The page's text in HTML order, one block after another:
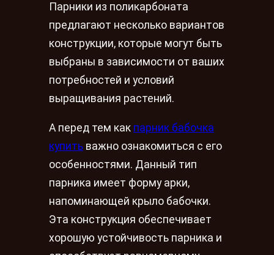
Парники из поликарбоната
предлагают несколько вариантов
конструкции, которые могут быть
выбраны в зависимости от ваших
потребностей и условий
выращивания растений.
А перед тем как парник бабочка
купить важно ознакомиться с его
особенностями. Данный тип
парника имеет форму арки,
напоминающей крыло бабочки.
Эта конструкция обеспечивает
хорошую устойчивость парника и